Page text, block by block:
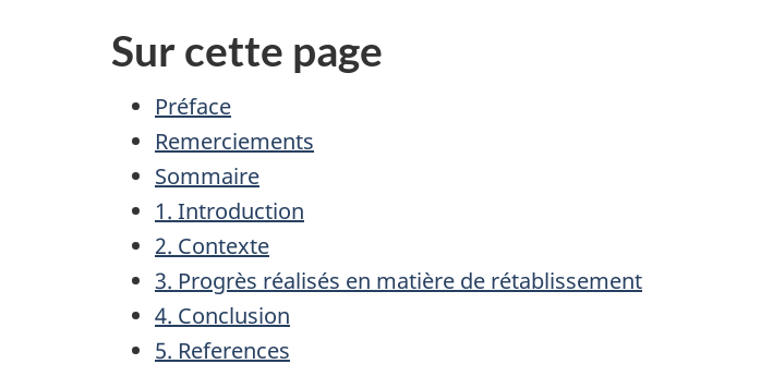
Sur cette page
Préface
Remerciements
Sommaire
1. Introduction
2. Contexte
3. Progrès réalisés en matière de rétablissement
4. Conclusion
5. References